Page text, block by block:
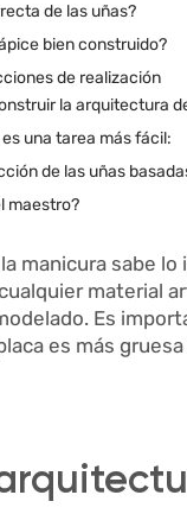
de las uñas?
bien construido?
de realización
la arquitectura
una tarea más fácil:
de las uñas
maestro?
manicura sabe
material
Es
es más